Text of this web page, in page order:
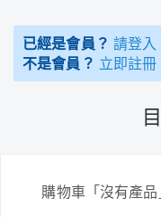
已經是會員？ 請登入
不是會員？ 立即註冊
購物車「沒有產品